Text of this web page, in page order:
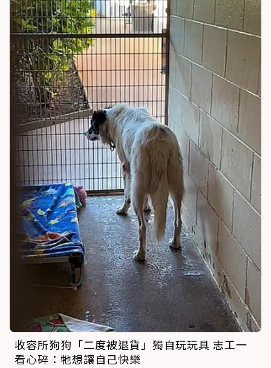
收容所狗狗「二度被退貨」獨自玩玩具 志工一
看心碎：牠想讓自己快樂